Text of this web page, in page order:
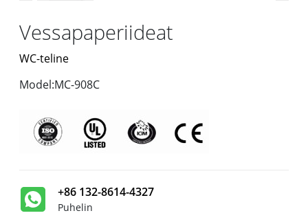
Vessapaperiideat
WC-teline
Model:MC-908C
+86 132-8614-4327
Puhelin